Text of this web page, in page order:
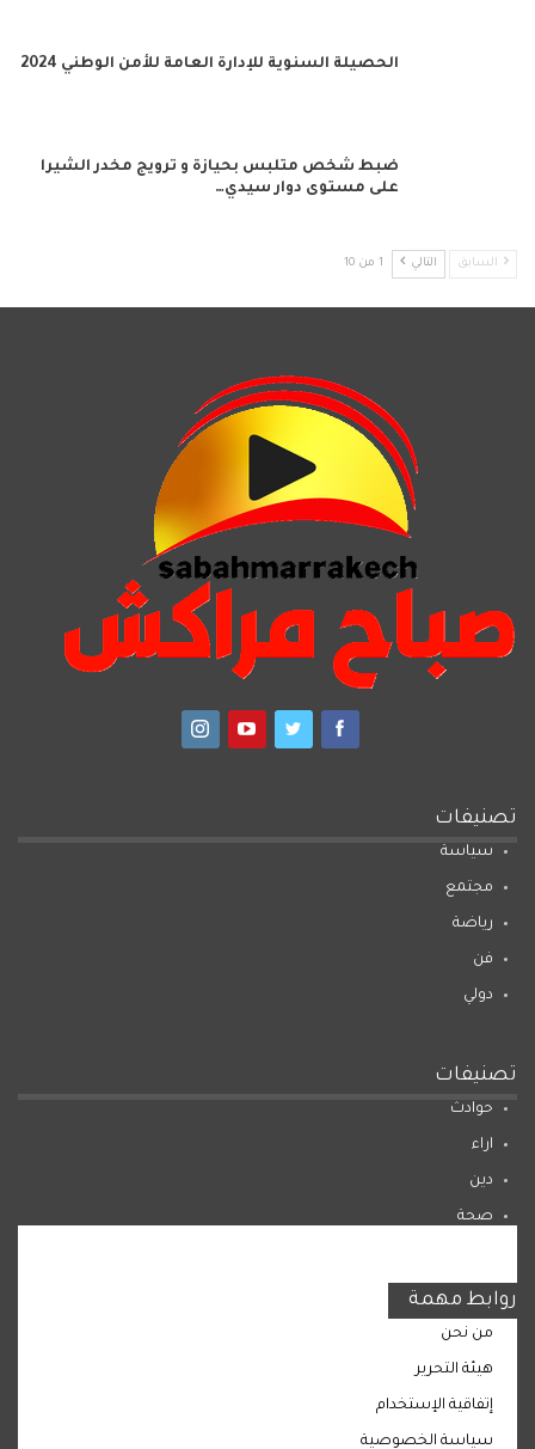
الحصيلة السنوية للإدارة العامة للأمن الوطني 2024
ضبط شخص متلبس بحيازة و ترويج مخدر الشيرا
على مستوى دوار سيدي…
السابق التالي 1 من 10
تصنيفات
سياسة
مجتمع
رياضة
فن
دولي
تصنيفات
حوادث
اراء
دين
صحة
روابط مهمة
من نحن
هيئة التحرير
إتفاقية الإستخدام
سياسة الخصوصية